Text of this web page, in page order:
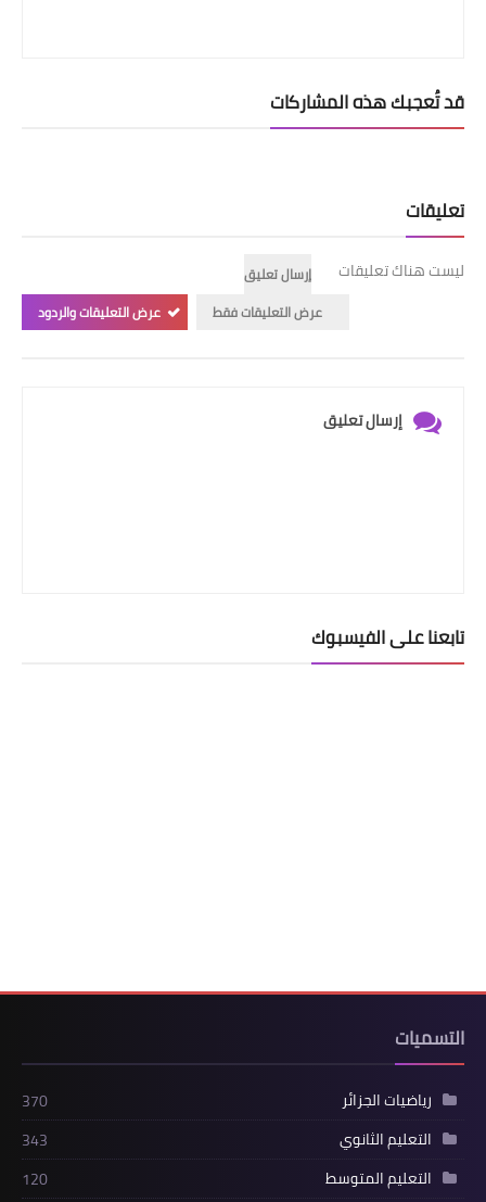
قد تُعجبك هذه المشاركات
تعليقات
ليست هناك تعليقات
إرسال تعليق
عرض التعليقات فقط
عرض التعليقات والردود
إرسال تعليق
تابعنا على الفيسبوك
التسميات
رياضيات الجزائر
370
التعليم الثانوي
343
التعليم المتوسط
120